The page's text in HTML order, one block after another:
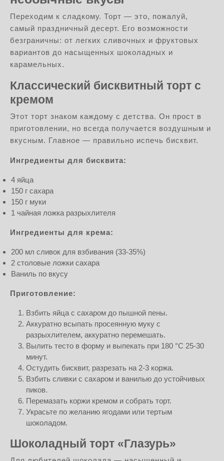
Переходим к сладкому. Торт — это, пожалуй,
самый праздничный десерт. Его возможности
безграничны: от легких сливочных и фруктовых
вариантов до насыщенных шоколадных и
карамельных.
Классический бисквитный торт с
кремом
Этот торт знаком каждому с детства. Он прост в
приготовлении, но всегда получается воздушным и
вкусным. Главное — правильно испечь бисквит.
Ингредиенты для бисквита:
4 яйца
150 г сахара
150 г муки
1 чайная ложка разрыхлителя
Ингредиенты для крема:
200 мл сливок для взбивания (33-35%)
2 столовые ложки сахара
Ваниль по вкусу
Приготовление:
Взбить яйца с сахаром до пышной пены.
Аккуратно всыпать просеянную муку с
разрыхлителем, аккуратно перемешать.
Вылить тесто в форму и выпекать при 180 °C 25-30
минут.
Остудить бисквит, разрезать на 2-3 коржа.
Взбить сливки с сахаром и ванилью до устойчивых
пиков.
Перемазать коржи кремом и собрать торт.
Украсьте по желанию ягодами или тертым
шоколадом.
Шоколадный торт «Глазурь»